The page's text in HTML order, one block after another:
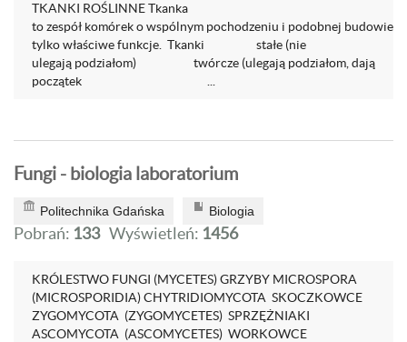
TKANKI ROŚLINNE Tkanka
to zespół komórek o wspólnym pochodzeniu i podobnej budowie,
tylko właściwe funkcje. Tkanki stałe (nie
ulegają podziałom) twórcze (ulegają podziałom, dają
początek ...
Fungi - biologia laboratorium
Politechnika Gdańska Biologia
Pobrań: 133 Wyświetleń: 1456
KRÓLESTWO FUNGI (MYCETES) GRZYBY MICROSPORA
(MICROSPORIDIA) CHYTRIDIOMYCOTA SKOCZKOWCE
ZYGOMYCOTA (ZYGOMYCETES) SPRZĘŻNIAKI
ASCOMYCOTA (ASCOMYCETES) WORKOWCE